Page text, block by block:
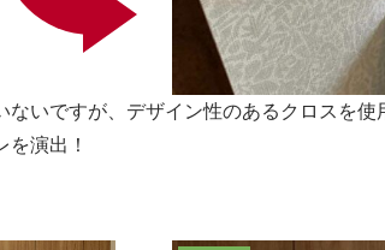
ないですが、デザイン性のあるクロスを
を演出！